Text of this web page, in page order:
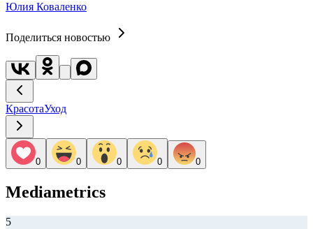
Юлия Коваленко
Поделиться новостью
КрасотаУход
0 0 0 0 0
Mediametrics
5